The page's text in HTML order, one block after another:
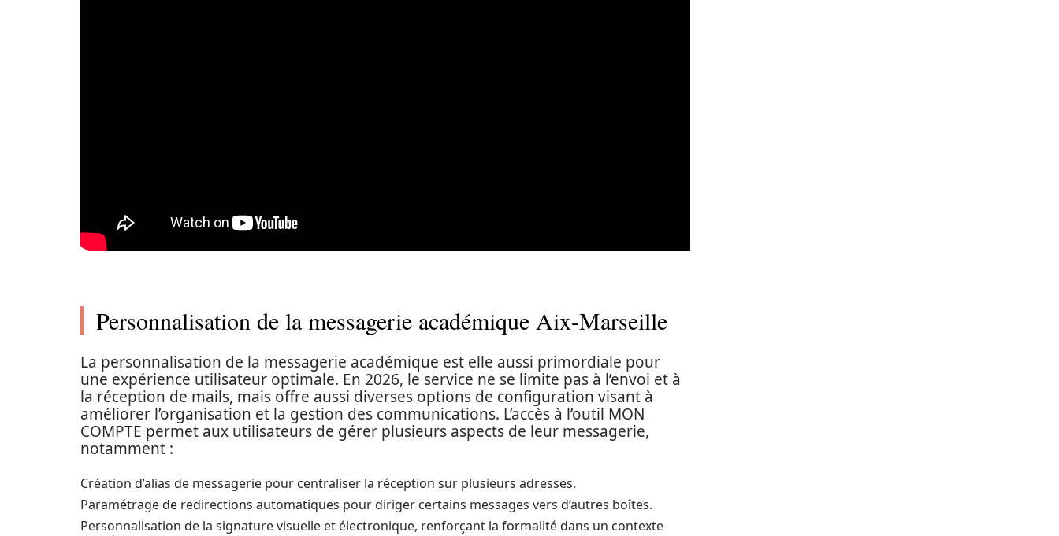
Personnalisation de la messagerie académique Aix-Marseille
La personnalisation de la messagerie académique est elle aussi primordiale pour
une expérience utilisateur optimale. En 2026, le service ne se limite pas à l’envoi et à
la réception de mails, mais offre aussi diverses options de configuration visant à
améliorer l’organisation et la gestion des communications. L’accès à l’outil MON
COMPTE permet aux utilisateurs de gérer plusieurs aspects de leur messagerie,
notamment :
Création d’alias de messagerie pour centraliser la réception sur plusieurs adresses.
Paramétrage de redirections automatiques pour diriger certains messages vers d’autres boîtes.
Personnalisation de la signature visuelle et électronique, renforçant la formalité dans un contexte